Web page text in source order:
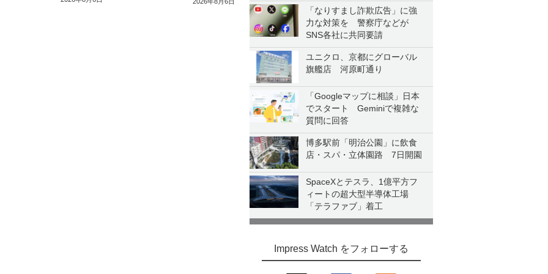
「なりすまし詐欺広告」に強
力な対策を 警察庁などが
SNS各社に共同要請
ユニクロ、京都にグローバル
旗艦店 河原町通り
「Googleマップに相談」日本
でスタート Geminiで複雑な
質問に回答
博多駅前「明治公園」に飲食
店・スパ・立体園路 7日開園
SpaceXとテスラ、1億平方フ
ィートの超大型半導体工場
「テラファブ」着工
Impress Watch をフォローする